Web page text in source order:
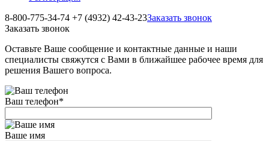
8-800-775-34-74 +7 (4932) 42-43-23Заказать звонок
Заказать звонок
Оставьте Ваше сообщение и контактные данные и наши
специалисты свяжутся с Вами в ближайшее рабочее время для
решения Вашего вопроса.
Ваш телефон*
Ваше имя